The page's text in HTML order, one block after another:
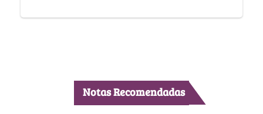
Notas Recomendadas